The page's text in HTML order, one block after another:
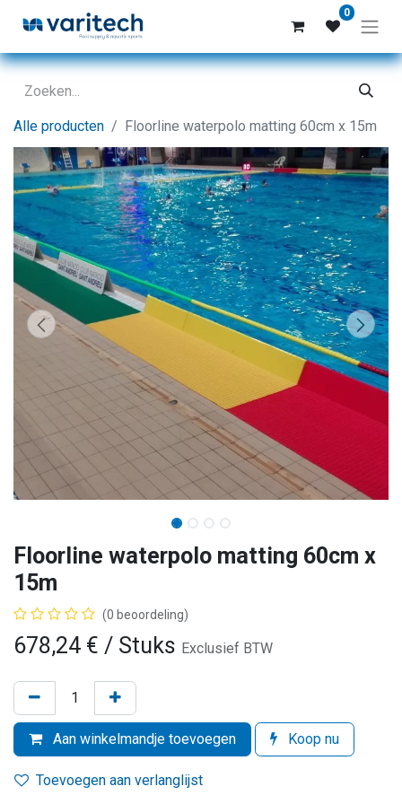
0
Alle producten Floorline waterpolo matting 60cm x 15m
Floorline waterpolo matting 60cm x
15m
(0 beoordeling)
678,24 € / Stuks Exclusief BTW
Aan winkelmandje toevoegen Koop nu
Toevoegen aan verlanglijst